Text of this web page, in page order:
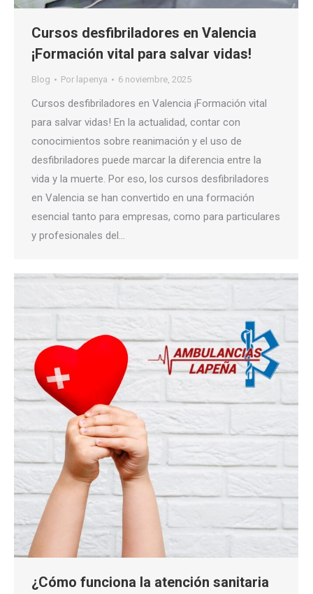
Cursos desfibriladores en Valencia
¡Formación vital para salvar vidas!
Blog Por lapenya 6 noviembre, 2025
Cursos desfibriladores en Valencia ¡Formación vital
para salvar vidas! En la actualidad, contar con
conocimientos sobre reanimación y el uso de
desfibriladores puede marcar la diferencia entre la
vida y la muerte. Por eso, los cursos desfibriladores
en Valencia se han convertido en una formación
esencial tanto para empresas, como para particulares
y profesionales del…
¿Cómo funciona la atención sanitaria